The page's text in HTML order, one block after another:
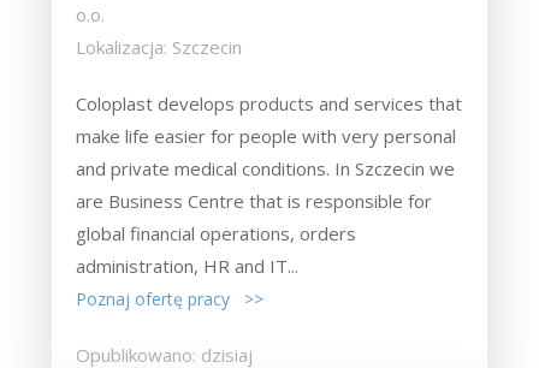
o.o.
Lokalizacja: Szczecin
Coloplast develops products and services that
make life easier for people with very personal
and private medical conditions. In Szczecin we
are Business Centre that is responsible for
global financial operations, orders
administration, HR and IT...
Poznaj ofertę pracy >>
Opublikowano: dzisiaj